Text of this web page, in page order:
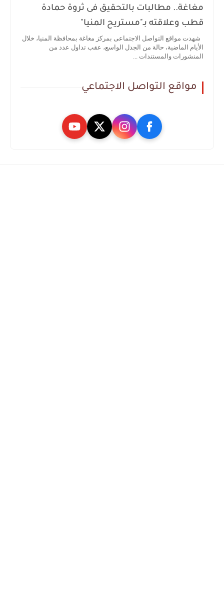
مغاغة.. مطالبات بالتحقيق فى ثروة حمادة
قطب وعلاقته بـ"مستريح المنيا"
شهدت مواقع التواصل الاجتماعى بمركز مغاغة بمحافظة المنيا، خلال
الأيام الماضية، حالة من الجدل الواسع، عقب تداول عدد من
المنشورات والمستندات ...
مواقع التواصل الاجتماعي